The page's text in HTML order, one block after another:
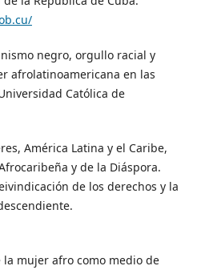
negro, orgullo racial y
afrolatinoamericana en las
Católica de
América Latina y el Caribe,
y de la Diáspora.
de los derechos y la
la mujer afro como medio de